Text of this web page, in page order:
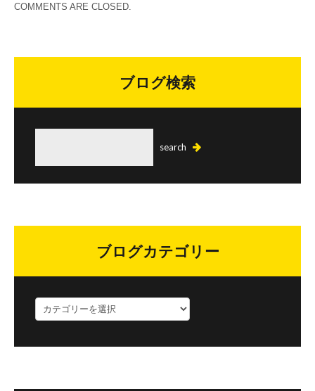
COMMENTS ARE CLOSED.
ブログ検索
ブログカテゴリー
ロ